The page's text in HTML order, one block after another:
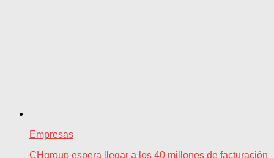
Empresas
CHgroup espera llegar a los 40 millones de facturación